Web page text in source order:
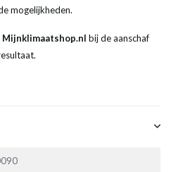
mogelijkheden.
Mijnklimaatshop.nl bij de aanschaf